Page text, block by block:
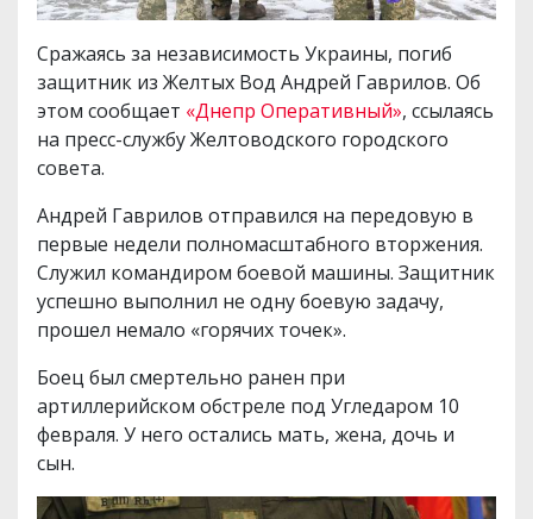
Сражаясь за независимость Украины, погиб
защитник из Желтых Вод Андрей Гаврилов. Об
этом сообщает «Днепр Оперативный», ссылаясь
на пресс-службу Желтоводского городского
совета.
Андрей Гаврилов отправился на передовую в
первые недели полномасштабного вторжения.
Служил командиром боевой машины. Защитник
успешно выполнил не одну боевую задачу,
прошел немало «горячих точек».
Боец был смертельно ранен при
артиллерийском обстреле под Угледаром 10
февраля. У него остались мать, жена, дочь и
сын.